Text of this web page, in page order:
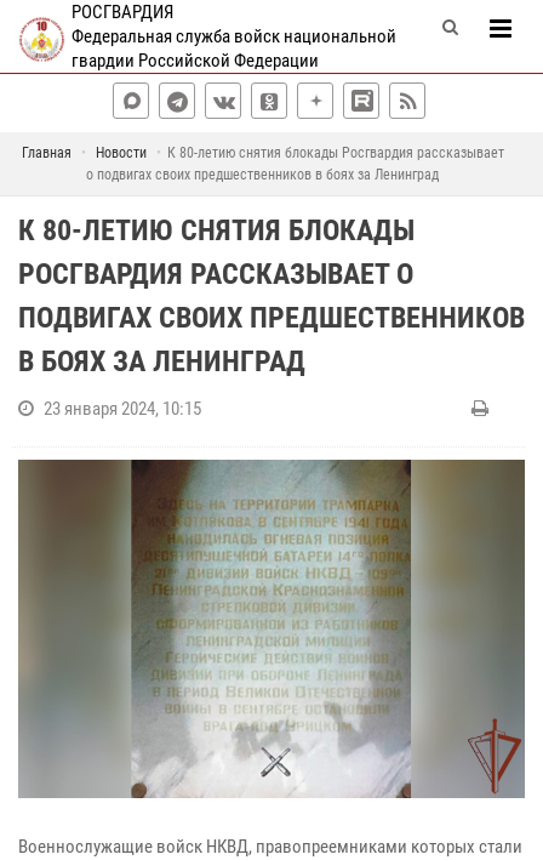
РОСГВАРДИЯ
Федеральная служба войск национальной
гвардии Российской Федерации
Главная Новости
К 80-летию снятия блокады Росгвардия рассказывает
о подвигах своих предшественников в боях за Ленинград
К 80-ЛЕТИЮ СНЯТИЯ БЛОКАДЫ
РОСГВАРДИЯ РАССКАЗЫВАЕТ О
ПОДВИГАХ СВОИХ ПРЕДШЕСТВЕННИКОВ
В БОЯХ ЗА ЛЕНИНГРАД
23 января 2024, 10:15
Военнослужащие войск НКВД, правопреемниками которых стали